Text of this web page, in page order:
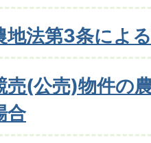
地法第3条によ
売(公売)物件の
合